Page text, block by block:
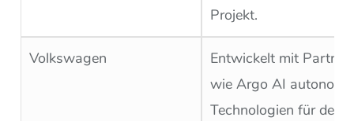
Projekt.
Volkswagen
Entwickelt mit
wie Argo AI autonome
Technologien für den